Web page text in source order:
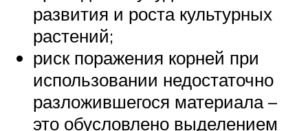
развития и роста культурных
растений;
риск поражения корней при
использовании недостаточно
разложившегося материала –
это обусловлено выделением